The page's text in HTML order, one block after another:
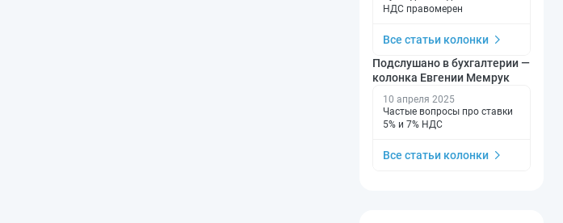
НДС правомерен
Все статьи колонки
Подслушано в бухгалтерии —
колонка Евгении Мемрук
10 апреля 2025
Частые вопросы про ставки
5% и 7% НДС
Все статьи колонки